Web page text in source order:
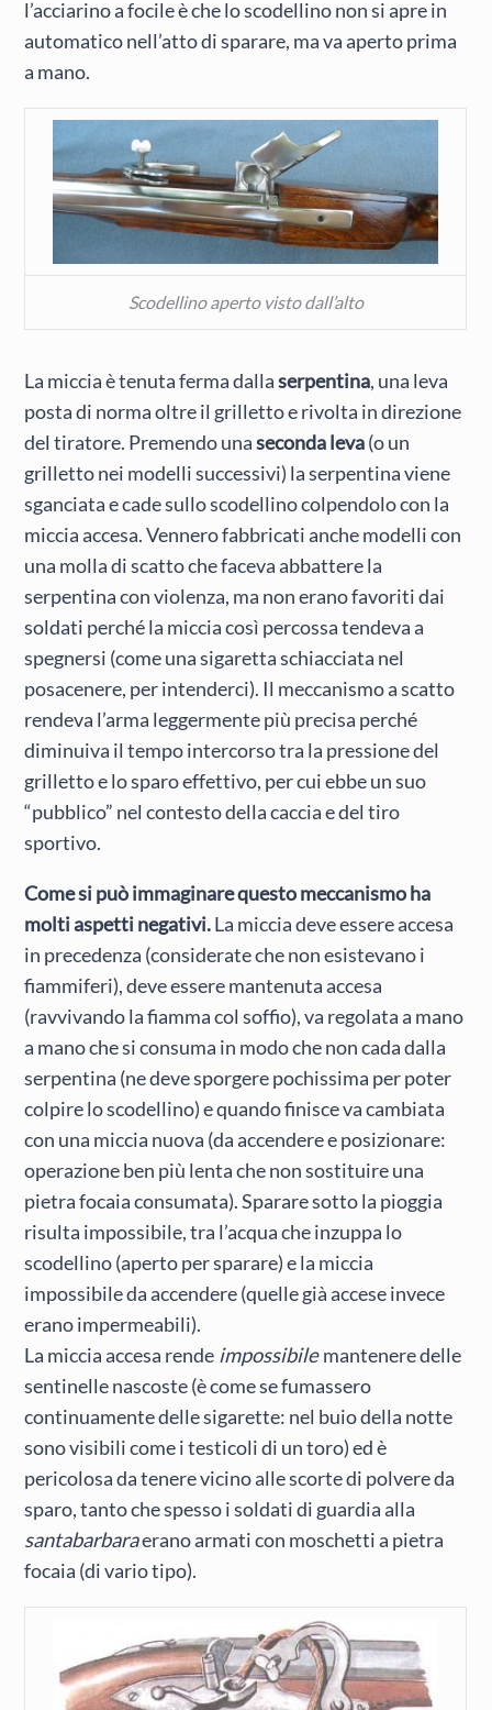
l’acciarino a focile è che lo scodellino non si apre in
automatico nell’atto di sparare, ma va aperto prima
a mano.
Scodellino aperto visto dall’alto
La miccia è tenuta ferma dallaserpentina, una leva
posta di norma oltre il grilletto e rivolta in direzione
del tiratore. Premendo unaseconda leva(o un
grilletto nei modelli successivi) la serpentina viene
sganciata e cade sullo scodellino colpendolo con la
miccia accesa. Vennero fabbricati anche modelli con
una molla di scatto che faceva abbattere la
serpentina con violenza, ma non erano favoriti dai
soldati perché la miccia così percossa tendeva a
spegnersi (come una sigaretta schiacciata nel
posacenere, per intenderci). Il meccanismo a scatto
rendeva l’arma leggermente più precisa perché
diminuiva il tempo intercorso tra la pressione del
grilletto e lo sparo effettivo, per cui ebbe un suo
“pubblico” nel contesto della caccia e del tiro
sportivo.
Come si può immaginare questo meccanismo ha
molti aspetti negativi.La miccia deve essere accesa
in precedenza (considerate che non esistevano i
fiammiferi), deve essere mantenuta accesa
(ravvivando la fiamma col soffio), va regolata a mano
a mano che si consuma in modo che non cada dalla
serpentina (ne deve sporgere pochissima per poter
colpire lo scodellino) e quando finisce va cambiata
con una miccia nuova (da accendere e posizionare:
operazione ben più lenta che non sostituire una
pietra focaia consumata). Sparare sotto la pioggia
risulta impossibile, tra l’acqua che inzuppa lo
scodellino (aperto per sparare) e la miccia
impossibile da accendere (quelle già accese invece
erano impermeabili).
La miccia accesa rende impossibilemantenere delle
sentinelle nascoste (è come se fumassero
continuamente delle sigarette: nel buio della notte
sono visibili come i testicoli di un toro) ed è
pericolosa da tenere vicino alle scorte di polvere da
sparo, tanto che spesso i soldati di guardia alla
santabarbaraerano armati con moschetti a pietra
focaia (di vario tipo).